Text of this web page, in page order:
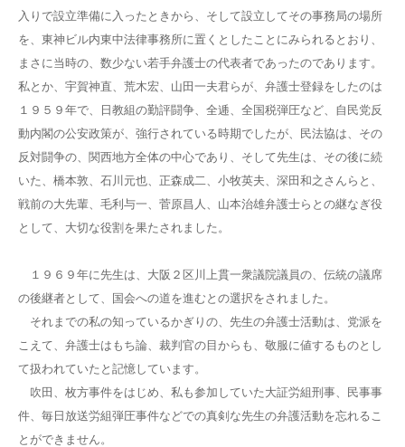
入りで設立準備に入ったときから、そして設立してその事務局の場所
を、東神ビル内東中法律事務所に置くとしたことにみられるとおり、
まさに当時の、数少ない若手弁護士の代表者であったのであります。
私とか、宇賀神直、荒木宏、山田一夫君らが、弁護士登録をしたのは
１９５９年で、日教組の勤評闘争、全逓、全国税弾圧など、自民党反
動内閣の公安政策が、強行されている時期でしたが、民法協は、その
反対闘争の、関西地方全体の中心であり、そして先生は、その後に続
いた、橋本敦、石川元也、正森成二、小牧英夫、深田和之さんらと、
戦前の大先輩、毛利与一、菅原昌人、山本治雄弁護士らとの継なぎ役
として、大切な役割を果たされました。
１９６９年に先生は、大阪２区川上貫一衆議院議員の、伝統の議席
の後継者として、国会への道を進むとの選択をされました。
それまでの私の知っているかぎりの、先生の弁護士活動は、党派を
こえて、弁護士はもち論、裁判官の目からも、敬服に値するものとし
て扱われていたと記憶しています。
吹田、枚方事件をはじめ、私も参加していた大証労組刑事、民事事
件、毎日放送労組弾圧事件などでの真剣な先生の弁護活動を忘れるこ
とができません。